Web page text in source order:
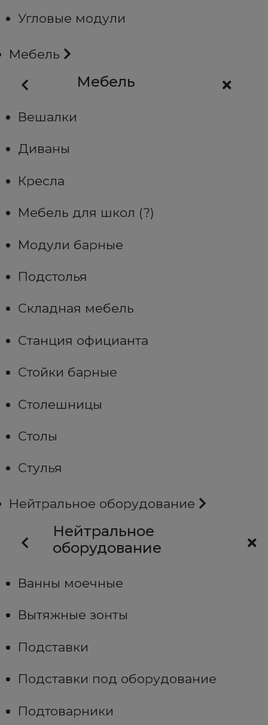
Угловые модули
Мебель
Мебель
Вешалки
Диваны
Кресла
Мебель для школ (?)
Модули барные
Подстолья
Складная мебель
Станция официанта
Стойки барные
Столешницы
Столы
Стулья
Нейтральное оборудование
Нейтральное
оборудование
Ванны моечные
Вытяжные зонты
Подставки
Подставки под оборудование
Подтоварники